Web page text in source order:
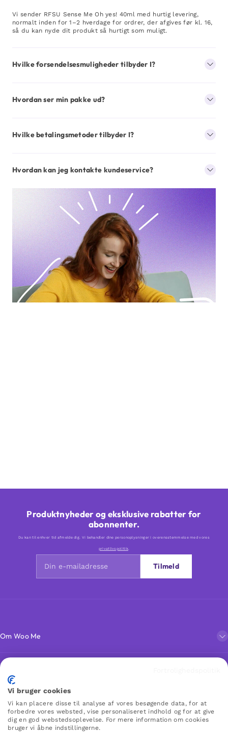
Vi sender RFSU Sense Me Oh yes! 40ml med hurtig levering,
normalt inden for 1–2 hverdage for ordrer, der afgives før kl. 16,
så du kan nyde dit produkt så hurtigt som muligt.
Hvilke forsendelsesmuligheder tilbyder I?
Hvordan ser min pakke ud?
Hvilke betalingsmetoder tilbyder I?
Hvordan kan jeg kontakte kundeservice?
Produktnyheder og eksklusive rabatter for
abonnenter.
Du kan til enhver tid afmelde dig. Vi behandler dine personoplysninger i overensstemmelse med vores
privatlivspolitik.
Tilmeld
Om Woo Me
Kundeservice
Favoritter
Vi bruger cookies
Vi kan placere disse til analyse af vores besøgende data, for at
forbedre vores websted, vise personaliseret indhold og for at give
dig en god webstedsoplevelse. For mere information om cookies
bruger vi åbne indstillingerne.